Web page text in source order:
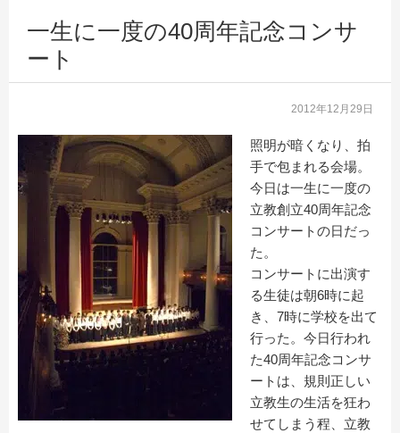
一生に一度の40周年記念コンサ
ート
2012年12月29日
照明が暗くなり、拍
手で包まれる会場。
今日は一生に一度の
立教創立40周年記念
コンサートの日だっ
た。
コンサートに出演す
る生徒は朝6時に起
き、7時に学校を出て
行った。今日行われ
た40周年記念コンサ
ートは、規則正しい
立教生の生活を狂わ
せてしまう程、立教